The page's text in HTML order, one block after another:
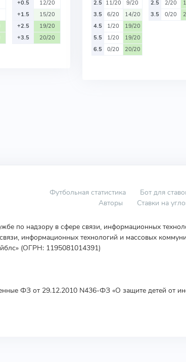
+0.5
12/20
+1.5
15/20
+2.5
19/20
+3.5
20/20
2.5 11/20
9/20
3.5
6/20
14/20
4.5
1/20
19/20
5.5
1/20
19/20
6.5
0/20 20/20
2.5
2/20
3.5
0/20
Футбольная статистика Бот для
Авторы
Ставки на
по надзору в сфере связи, информационных
информационных технологий и массовых
(ОГРН: 1195081014391)
ФЗ от 29.12.2010 N436-ФЗ «О защите детей от